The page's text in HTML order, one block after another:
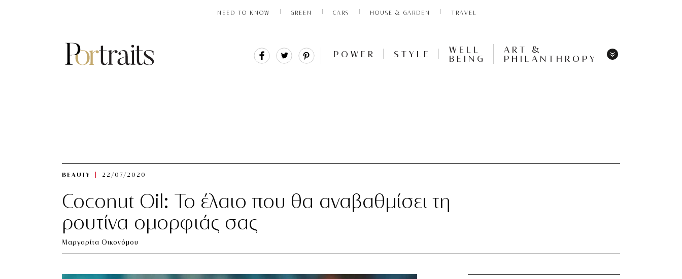
NEED TO KNOW GREEN CARS HOUSE & GARDEN TRAVEL
Share Tweet POWER STYLE
WELL
BEING
ART &
PHILANTHROPY
BEAUTY 22/07/2020
Coconut Oil: Το έλαιο που θα αναβαθμίσει τη
ρουτίνα ομορφιάς σας
Μαργαρίτα Οικονόμου